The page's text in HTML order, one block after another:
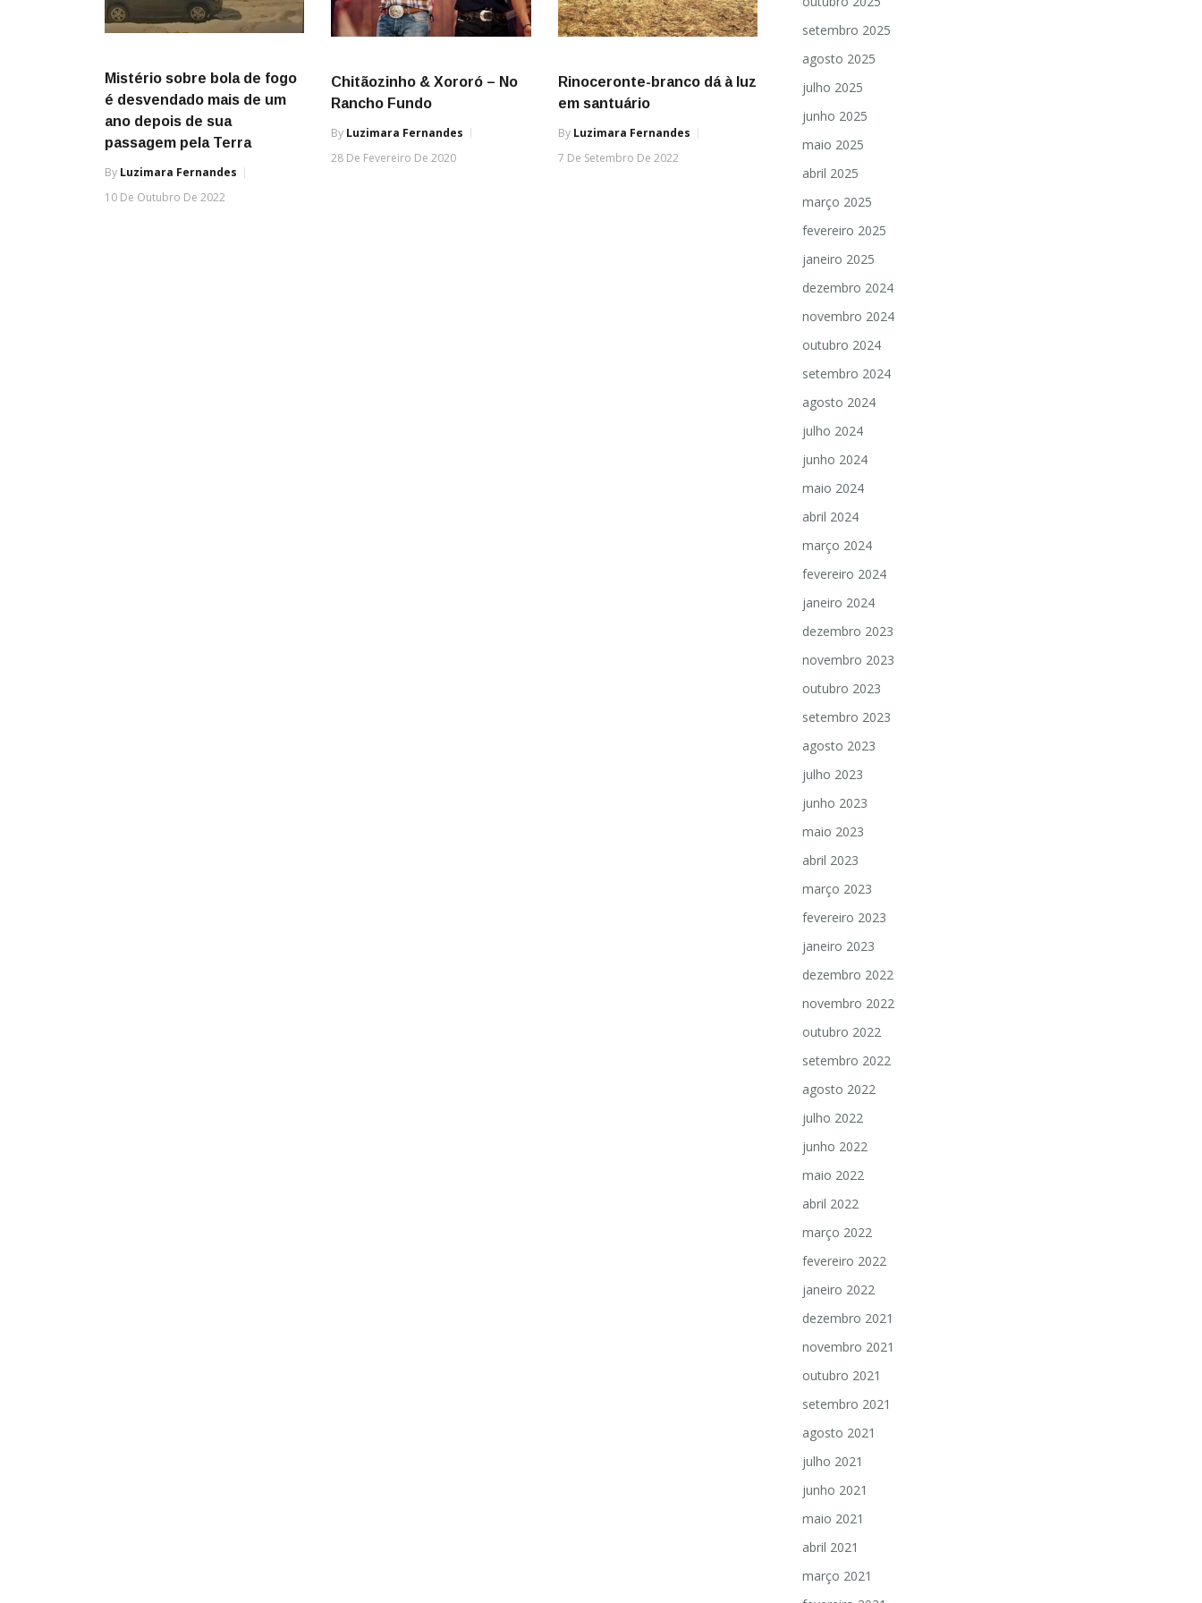
Mistério sobre bola de fogo
é desvendado mais de um
ano depois de sua
passagem pela Terra
By Luzimara Fernandes
10 De Outubro De 2022
Chitãozinho & Xororó – No
Rancho Fundo
By Luzimara Fernandes
28 De Fevereiro De 2020
Rinoceronte-branco dá à luz
em santuário
By Luzimara Fernandes
7 De Setembro De 2022
setembro 2025
agosto 2025
julho 2025
junho 2025
maio 2025
abril 2025
março 2025
fevereiro 2025
janeiro 2025
dezembro 2024
novembro 2024
outubro 2024
setembro 2024
agosto 2024
julho 2024
junho 2024
maio 2024
abril 2024
março 2024
fevereiro 2024
janeiro 2024
dezembro 2023
novembro 2023
outubro 2023
setembro 2023
agosto 2023
julho 2023
junho 2023
maio 2023
abril 2023
março 2023
fevereiro 2023
janeiro 2023
dezembro 2022
novembro 2022
outubro 2022
setembro 2022
agosto 2022
julho 2022
junho 2022
maio 2022
abril 2022
março 2022
fevereiro 2022
janeiro 2022
dezembro 2021
novembro 2021
outubro 2021
setembro 2021
agosto 2021
julho 2021
junho 2021
maio 2021
abril 2021
março 2021